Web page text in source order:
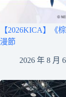
【2026KICA】《
漫節
2026 年 8 月